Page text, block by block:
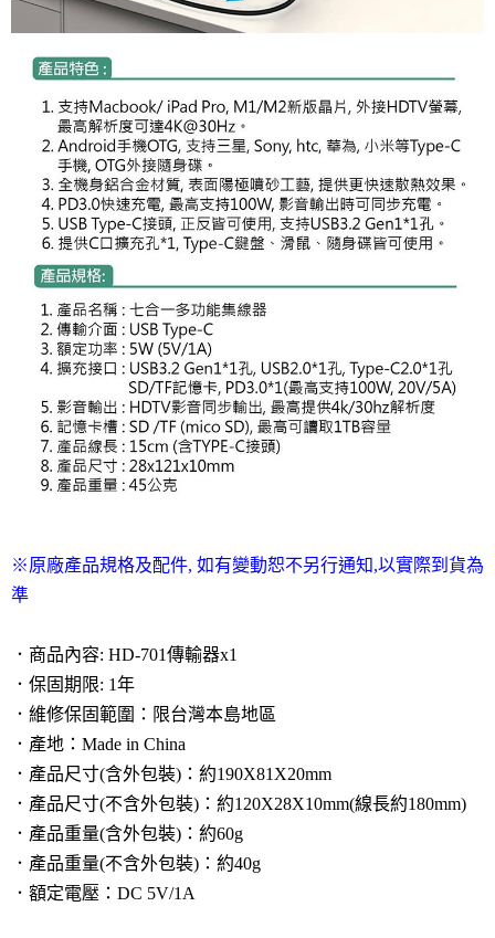
※原廠產品規格及配件, 如有變動恕不另行通知,以實際到貨為
準
．商品內容: HD-701傳輸器x1
．保固期限: 1年
．維修保固範圍：限台灣本島地區
．產地：Made in China
．產品尺寸(含外包裝)：約190X81X20mm
．產品尺寸(不含外包裝)：約120X28X10mm(線長約180mm)
．產品重量(含外包裝)：約60g
．產品重量(不含外包裝)：約40g
．額定電壓：DC 5V/1A